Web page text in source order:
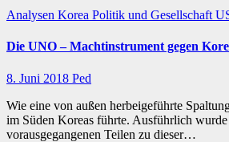
Analysen Korea Politik und Gesellschaft
Die UNO – Machtinstrument gegen
8. Juni 2018 Ped
Wie eine von außen herbeigeführte
im Süden Koreas führte. Ausführlich
vorausgegangenen Teilen zu dieser…